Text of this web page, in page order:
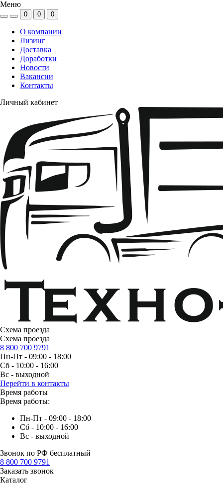
Меню
0 0 0
О компании
Лизинг
Доставка
Доработки
Новости
Вакансии
Контакты
Личный кабинет
Схема проезда
Схема проезда
8 800 700 9791
Пн-Пт - 09:00 - 18:00
Сб - 10:00 - 16:00
Вс - выходной
Перейти в контакты
Время работы
Время работы:
Пн-Пт - 09:00 - 18:00
Сб - 10:00 - 16:00
Вс - выходной
Звонок по РФ бесплатный
8 800 700 9791
Заказать звонок
Каталог